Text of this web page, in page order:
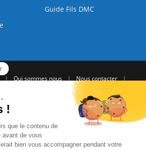
Guide Fils DMC
| Qui sommes nous | Nous contacter
|
C.G.V
© CreaMagic. ALL Rights Reserved.